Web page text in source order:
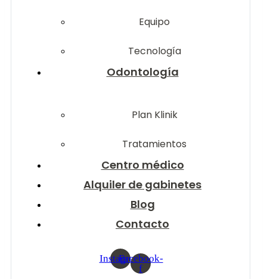
Equipo
Tecnología
Odontología
Plan Klinik
Tratamientos
Centro médico
Alquiler de gabinetes
Blog
Contacto
Instagram
Facebook-
f